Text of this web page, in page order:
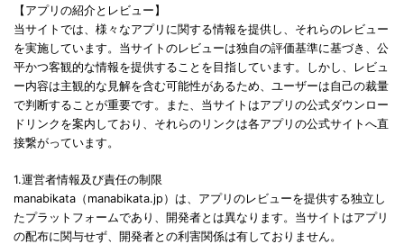
【アプリの紹介とレビュー】
当サイトでは、様々なアプリに関する情報を提供し、それらのレビュー
を実施しています。当サイトのレビューは独自の評価基準に基づき、公
平かつ客観的な情報を提供することを目指しています。しかし、レビュ
ー内容は主観的な見解を含む可能性があるため、ユーザーは自己の裁量
で判断することが重要です。また、当サイトはアプリの公式ダウンロー
ドリンクを案内しており、それらのリンクは各アプリの公式サイトへ直
接繋がっています。
1.運営者情報及び責任の制限
manabikata（manabikata.jp）は、アプリのレビューを提供する独立し
たプラットフォームであり、開発者とは異なります。当サイトはアプリ
の配布に関与せず、開発者との利害関係は有しておりません。